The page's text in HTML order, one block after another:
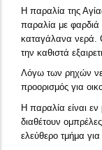
Η παραλία της
παραλία με
καταγάλανα νερά.
την καθιστά
Λόγω των ρηχών
προορισμός για
Η παραλία είναι
διαθέτουν
ελεύθερο τμήμα